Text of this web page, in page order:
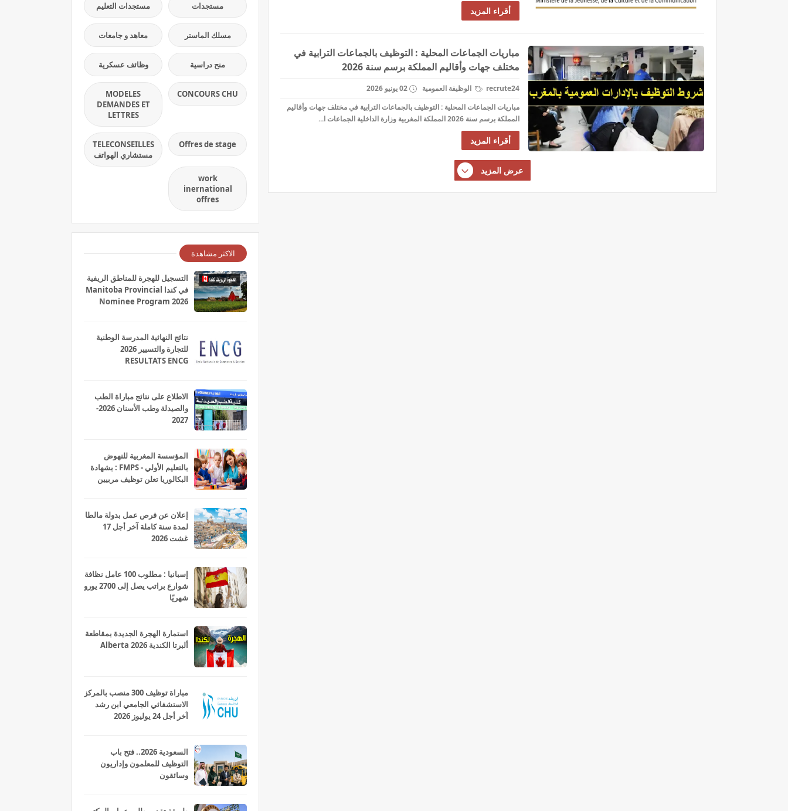
أقراء المزيد
مباريات الجماعات المحلية : التوظيف بالجماعات الترابية في
مختلف جهات وأقاليم المملكة برسم سنة 2026
recrute24 الوظيفة العمومية
02 يونيو 2026
مباريات الجماعات المحلية : التوظيف بالجماعات الترابية في مختلف جهات وأقاليم
المملكة برسم سنة 2026 المملكة المغربية وزارة الداخلية الجماعات ا...
أقراء المزيد
عرض المزيد
مستجدات مستجدات التعليم
مسلك الماستر معاهد و جامعات
منح دراسية وظائف عسكرية
CONCOURS CHU
MODELES
DEMANDES ET
LETTRES
Offres de stage
TELECONSEILLES
مستشاري الهواتف
work
inernational
offres
الاكثر مشاهدة
التسجيل للهجرة للمناطق الريفية
في كندا Manitoba Provincial
Nominee Program 2026
نتائج النهائية المدرسة الوطنية
للتجارة والتسيير 2026
RESULTATS ENCG
الاطلاع على نتائج مباراة الطب
والصيدلة وطب الأسنان 2026-
2027
المؤسسة المغربية للنهوض
بالتعليم الأولي - FMPS : بشهادة
البكالوريا تعلن توظيف مربيين
إعلان عن فرص عمل بدولة مالطا
لمدة سنة كاملة آخر أجل 17
غشت 2026
إسبانيا : مطلوب 100 عامل نظافة
شوارع براتب يصل إلى 2700 يورو
شهريًا
استمارة الهجرة الجديدة بمقاطعة
ألبرتا الكندية Alberta 2026
مباراة توظيف 300 منصب بالمركز
الاستشفائي الجامعي ابن رشد
آخر أجل 24 يوليوز 2026
السعودية 2026.. فتح باب
التوظيف للمعلمون وإداريون
وسائقون